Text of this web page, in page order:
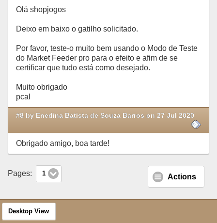
Olá shopjogos
Deixo em baixo o gatilho solicitado.
Por favor, teste-o muito bem usando o Modo de Teste
do Market Feeder pro para o efeito e afim de se
certificar que tudo está como desejado.
Muito obrigado
pcal
#8 by Enedina Batista de Souza Barros on 27 Jul 2020
Obrigado amigo, boa tarde!
Pages: 1 Actions
Desktop View